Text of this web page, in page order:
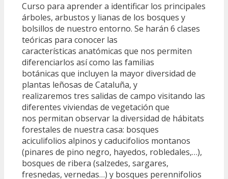
Curso para aprender a identificar los principales
árboles, arbustos y lianas de los bosques y
bolsillos de nuestro entorno. Se harán 6 clases
teóricas para conocer las
características anatómicas que nos permiten
diferenciarlos así como las familias
botánicas que incluyen la mayor diversidad de
plantas leñosas de Cataluña, y
realizaremos tres salidas de campo visitando las
diferentes viviendas de vegetación que
nos permitan observar la diversidad de hábitats
forestales de nuestra casa: bosques
aciculifolios alpinos y caducifolios montanos
(pinares de pino negro, hayedos, robledales,…),
bosques de ribera (salzedes, sargares,
fresnedas, vernedas…) y bosques perennifolios